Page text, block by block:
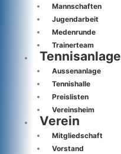
Mannschaften
Jugendarbeit
Medenrunde
Trainerteam
Tennisanlage
Aussenanlage
Tennishalle
Preislisten
Vereinsheim
Verein
Mitgliedschaft
Vorstand